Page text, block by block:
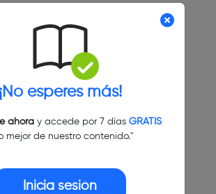
¡No esperes más!
ahoray accede por 7 días GRATIS
mejor de nuestro contenido."
Inicia sesión